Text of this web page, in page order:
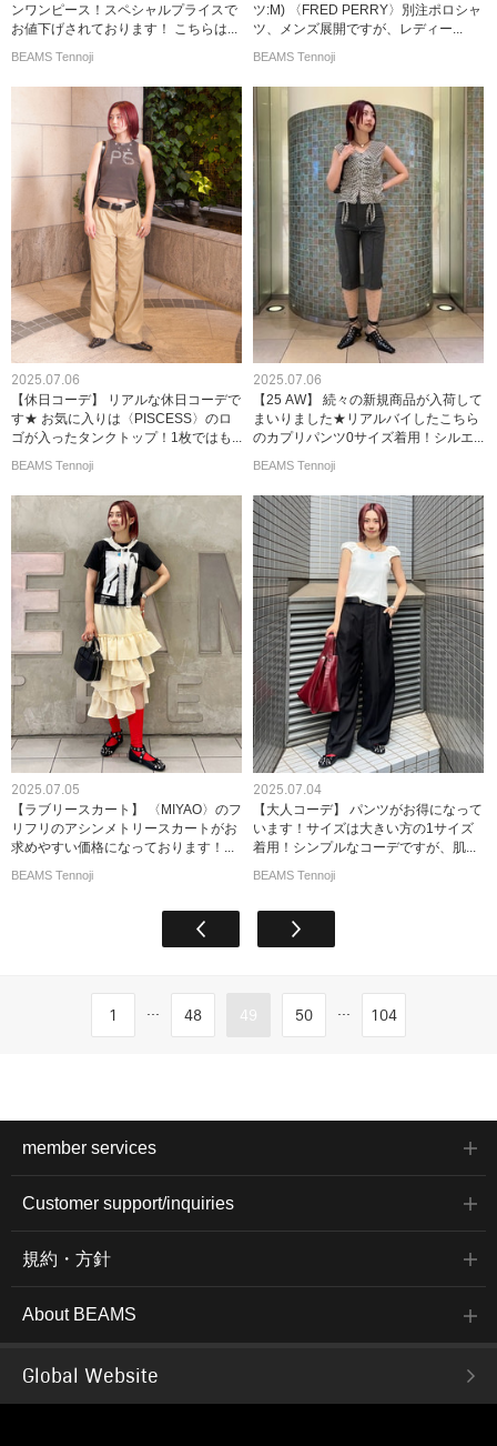
ンワンピース！スペシャルプライスで
お値下げされております！ こちらは...
BEAMS Tennoji
ツ:M) 〈FRED PERRY〉別注ポロシャ
ツ、メンズ展開ですが、レディー...
BEAMS Tennoji
2025.07.06
【休日コーデ】 リアルな休日コーデで
す★ お気に入りは〈PISCESS〉のロ
ゴが入ったタンクトップ！1枚ではも...
BEAMS Tennoji
2025.07.06
【25 AW】 続々の新規商品が入荷して
まいりました★リアルバイしたこちら
のカプリパンツ0サイズ着用！シルエ...
BEAMS Tennoji
2025.07.05
【ラブリースカート】 〈MIYAO〉のフ
リフリのアシンメトリースカートがお
求めやすい価格になっております！...
BEAMS Tennoji
2025.07.04
【大人コーデ】 パンツがお得になって
います！サイズは大きい方の1サイズ
着用！シンプルなコーデですが、肌...
BEAMS Tennoji
1 ... 48 49 50 ... 104
member services
Customer support/inquiries
規約・方針
About BEAMS
Global Website